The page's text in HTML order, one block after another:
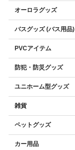
オーロラグッズ
バスグッズ (バス用品)
PVCアイテム
防犯・防災グッズ
ユニホーム型グッズ
雑貨
ペットグッズ
カー用品